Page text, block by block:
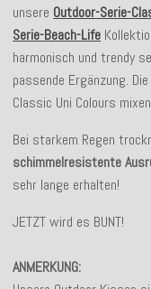
unsere Outdoor-Serie-
Serie-Beach-Life
harmonisch und trendy
passende Ergänzung.
Classic Uni Colours
Bei starkem Regen
schimmelresistente
sehr lange erhalten!
JETZT wird es BUNT!
ANMERKUNG: